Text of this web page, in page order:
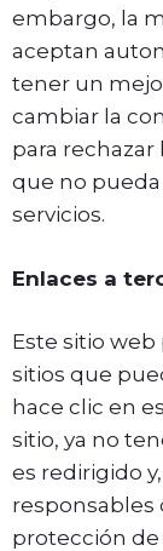
embargo, la
aceptan
tener un
cambiar la
para rechazar
que no
servicios.
Enlaces a
Este sitio
sitios que
hace clic en
sitio, ya no
es redirigido
responsables
protección de